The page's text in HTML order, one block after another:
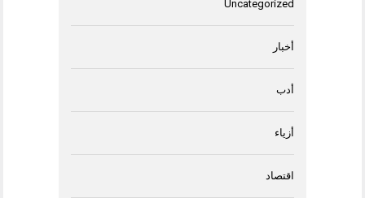
Uncategorized
أخبار
أدب
أزياء
اقتصاد